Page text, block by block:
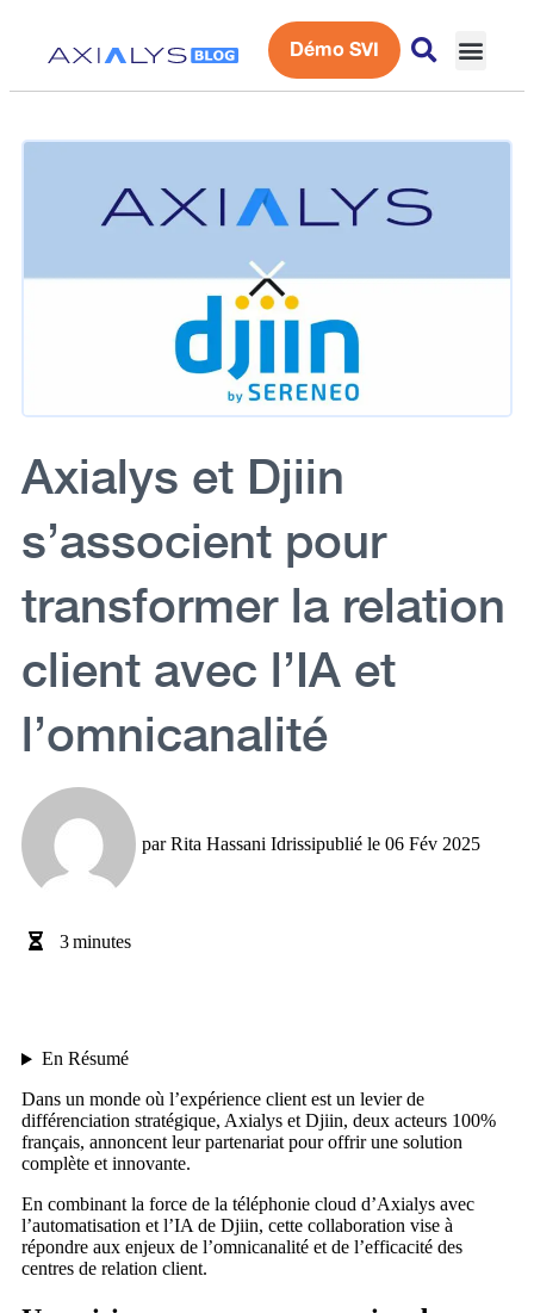
Démo SVI
Axialys et Djiin
s’associent pour
transformer la relation
client avec l’IA et
l’omnicanalité
parRita Hassani Idrissipublié le 06 Fév 2025
3minutes
En Résumé
Dans un monde où l’expérience client est un levier de
différenciation stratégique, Axialys et Djiin, deux acteurs 100%
français, annoncent leur partenariat pour offrir une solution
complète et innovante.
En combinant la force de la téléphonie cloud d’Axialys avec
l’automatisation et l’IA de Djiin, cette collaboration vise à
répondre aux enjeux de l’omnicanalité et de l’efficacité des
centres de relation client.